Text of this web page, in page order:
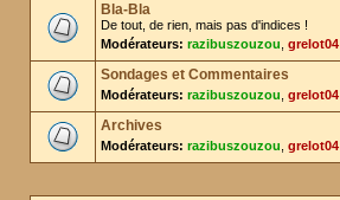
Bla-Bla
De tout, de rien, mais pas d'indices !
Modérateurs: razibuszouzou grelot04
Sondages et Commentaires
Modérateurs: razibuszouzou grelot04
Archives
Modérateurs: razibuszouzou grelot04